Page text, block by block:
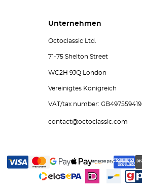
Unternehmen
Octoclassic Ltd.
71-75 Shelton Street
WC2H 9JQ London
Vereinigtes Königreich
VAT/tax number: GB497559419
contact@octoclassic.com